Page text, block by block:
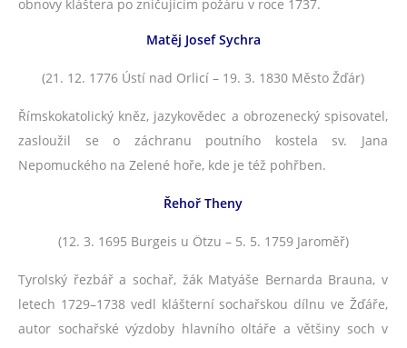
obnovy kláštera po zničujícím požáru v roce 1737.
Matěj Josef Sychra
(21. 12. 1776 Ústí nad Orlicí – 19. 3. 1830 Město Žďár)
Římskokatolický kněz, jazykovědec a obrozenecký spisovatel,
zasloužil se o záchranu poutního kostela sv. Jana
Nepomuckého na Zelené hoře, kde je též pohřben.
Řehoř Theny
(12. 3. 1695 Burgeis u Ötzu – 5. 5. 1759 Jaroměř)
Tyrolský řezbář a sochař, žák Matyáše Bernarda Brauna, v
letech 1729–1738 vedl klášterní sochařskou dílnu ve Žďáře,
autor sochařské výzdoby hlavního oltáře a většiny soch v